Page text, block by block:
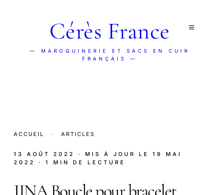
Cérès France
— MAROQUINERIE ET SACS EN CUIR
FRANÇAIS —
ACCUEIL · ARTICLES
13 AOÛT 2022 · MIS À JOUR LE 19 MAI
2022
· 1 MIN DE LECTURE
JINA Boucle pour bracelet